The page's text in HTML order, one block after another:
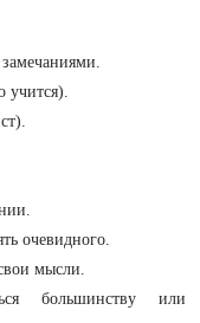
учится).
очевидного.
мысли.
большинству или